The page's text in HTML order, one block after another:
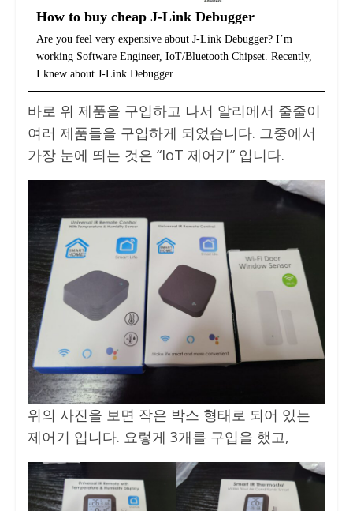
How to buy cheap J-Link Debugger
Are you feel very expensive about J-Link Debugger? I’m
working Software Engineer, IoT/Bluetooth Chipset. Recently,
I knew about J-Link Debugger.
바로 위 제품을 구입하고 나서 알리에서 줄줄이
여러 제품들을 구입하게 되었습니다. 그중에서
가장 눈에 띄는 것은 “IoT 제어기” 입니다.
위의 사진을 보면 작은 박스 형태로 되어 있는
제어기 입니다. 요렇게 3개를 구입을 했고,